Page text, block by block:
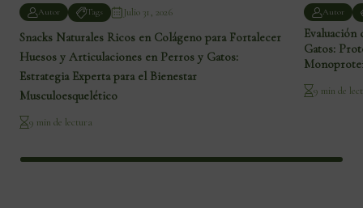
Autor Tags Julio 31, 2026
Snacks Naturales Ricos en Colágeno para Fortalecer
Huesos y Articulaciones en Perros y Gatos:
Estrategia Experta para el Bienestar
Musculoesquelético
9 min de lectura
Autor
Evaluación
Gatos:
9 min de